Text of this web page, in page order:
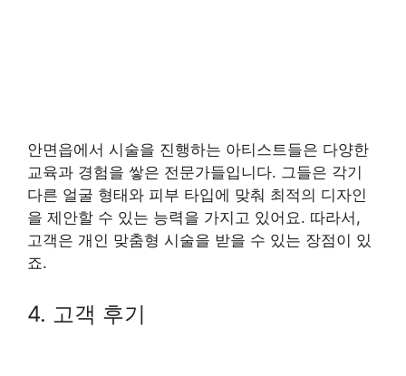
안면읍에서 시술을 진행하는 아티스트들은 다양한
교육과 경험을 쌓은 전문가들입니다. 그들은 각기
다른 얼굴 형태와 피부 타입에 맞춰 최적의 디자인
을 제안할 수 있는 능력을 가지고 있어요. 따라서,
고객은 개인 맞춤형 시술을 받을 수 있는 장점이 있
죠.
4. 고객 후기